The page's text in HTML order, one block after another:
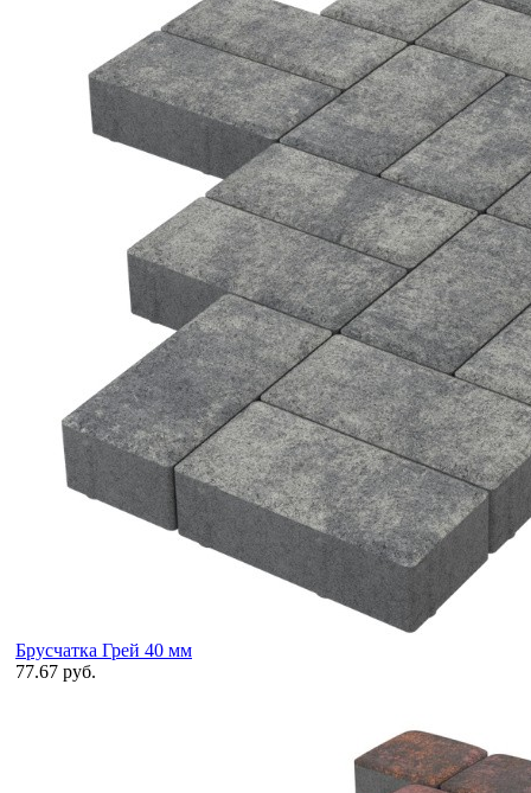
Брусчатка Грей 40 мм
77.67 руб.